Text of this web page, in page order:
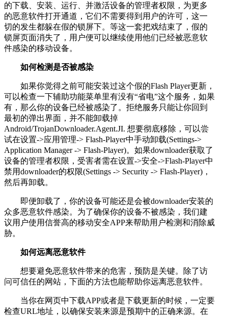
的下载、安装、运行、并激活设备的管理者权限，为更多
的恶意软件打开通道，它们不需要得到用户的许可，这一
切的发生都躲在假的锁屏下。等这一套把戏结束了，假的
锁屏页面消失了，用户便可以继续使用他们已经被恶意软
件感染的移动设备。
如何检测是否被感染
如果你觉得之前可能安装过这个假的Flash Player更新，
可以检查一下辅助功能菜单里有没有“省电”这个服务，如果
有，那么你的设备已经被感染了。拒绝服务只能让你回到
最初的弹出界面，并不能卸载掉
Android/TrojanDownloader.Agent.JI. 想要彻底移除，可以尝
试在设置->应用管理-> Flash-Player中手动卸载(Settings->
Application Manager -> Flash-Player)。如果downloader获取了
设备的管理者权限，受害者需在设置->安全->Flash-Player中
禁用downloader的权限(Settings -> Security -> Flash-Player)，
然后再卸载。
即便卸载了，你的设备可能还是会被downloader安装的
众多恶意软件感染。为了确保你的设备不被感染，我们建
议用户使用信誉高的移动安全APP来帮助用户检测和消除威
胁。
如何远离恶意软件
想要避免恶意软件带来的危害，预防是关键。除了访
问可信任的网站，下面的方法也能帮助你远离恶意软件。
当你在网页中下载APP或者是下载更新的时候，一定要
检查URL地址，以确保安装来源是预期中的正确来源。在